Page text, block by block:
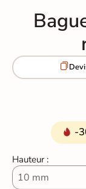

-
Hauteur :